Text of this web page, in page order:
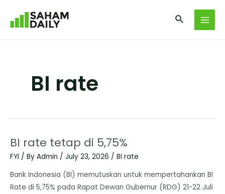
BI rate
BI rate tetap di 5,75%
FYI / By Admin / July 23, 2026 / BI rate
Bank Indonesia (BI) memutuskan untuk mempertahankan BI
Rate di 5,75% pada Rapat Dewan Gubernur (RDG) 21-22 Juli